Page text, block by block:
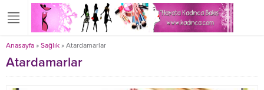
Anasayfa » Sağlık » Atardamarlar
Atardamarlar